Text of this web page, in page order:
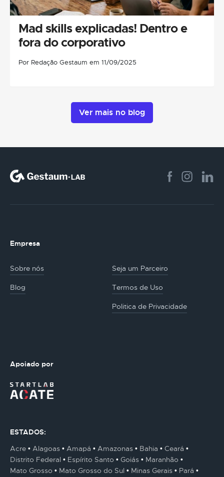
Mad skills explicadas! Dentro e
fora do corporativo
Por Redação Gestaum em 11/09/2025
Ver mais no blog
Empresa
Sobre nós Seja um Parceiro
Blog Termos de Uso
Politica de Privacidade
Apoiado por
ESTADOS:
Acre
Alagoas Amapá Amazonas Bahia
Ceará
Distrito Federal
Espírito Santo Goiás
Maranhão
Mato Grosso
Mato Grosso do Sul Minas Gerais
Pará